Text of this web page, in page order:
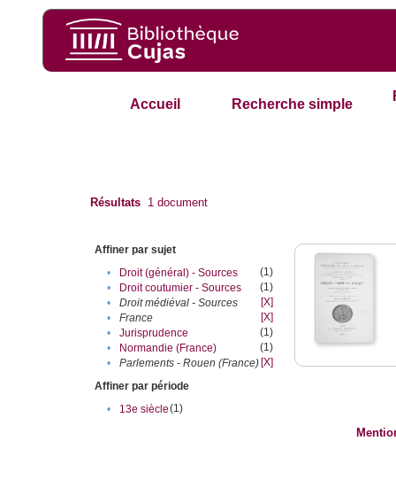
Accueil Recherche simple
Résultats 1 document
Affiner par sujet
•
Droit (général) - Sources
(1)
•
Droit coutumier - Sources
(1)
•
Droit médiéval - Sources
[X]
•
France
[X]
•
Jurisprudence
(1)
•
Normandie (France)
(1)
•
Parlements - Rouen (France) [X]
Affiner par période
•
13e siècle(1)